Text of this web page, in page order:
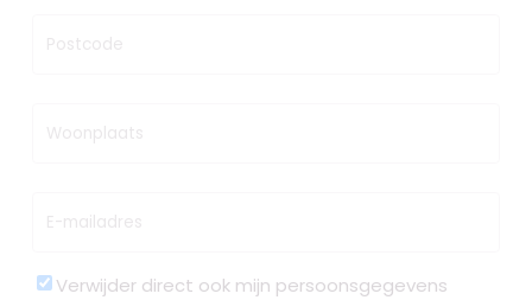
Postcode
Woonplaats
E-mailadres
Verwijder direct ook mijn persoonsgegevens